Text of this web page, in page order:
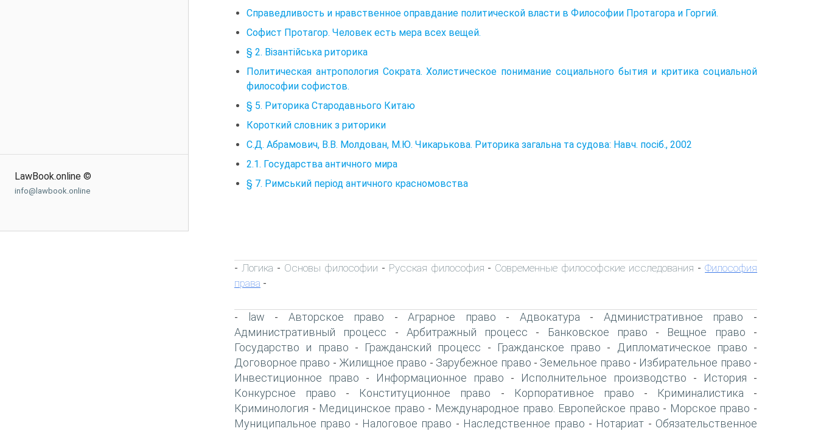
LawBook.online ©
info@lawbook.online
Справедливость и нравственное оправдание политической власти в Философии Протагора и Горгий.
Софист Протагор. Человек есть мера всех вещей.
§ 2. Візантійська риторика
Политическая антропология Сократа. Холистическое понимание социального бытия и критика социальной
философии софистов.
§ 5. Риторика Стародавнього Китаю
Короткий словник з риторики
С.Д. Абрамович, В.В. Молдован, М.Ю. Чикарькова. Риторика загальна та судова: Навч. посіб., 2002
2.1. Государства античного мира
§ 7. Римський період античного красномовства
- Логика - Основы философии - Русская философия - Современные философские исследования -Философия
права -
- law - Авторское право -Аграрное право - Адвокатура - Административное право -
Административный процесс - Арбитражный процесс - Банковское право - Вещное право -
Государство и право - Гражданский процесс - Гражданское право - Дипломатическое право -
Договорное право - Жилищное право - Зарубежное право - Земельное право - Избирательное право -
Инвестиционное право - Информационное право - Исполнительное производство - История -
Конкурсное право - Конституционное право - Корпоративное право - Криминалистика -
Криминология - Медицинское право - Международное право. Европейское право - Морское право -
Муниципальное право - Налоговое право - Наследственное право - Нотариат - Обязательственное